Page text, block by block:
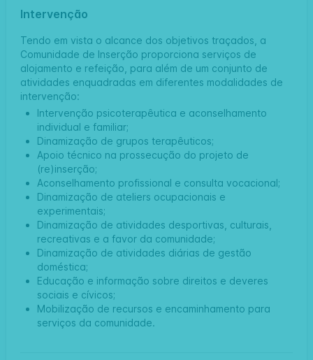
Intervenção
Tendo em vista o alcance dos objetivos traçados, a
Comunidade de Inserção proporciona serviços de
alojamento e refeição, para além de um conjunto de
atividades enquadradas em diferentes modalidades de
intervenção:
Intervenção psicoterapêutica e aconselhamento
individual e familiar;
Dinamização de grupos terapêuticos;
Apoio técnico na prossecução do projeto de
(re)inserção;
Aconselhamento profissional e consulta vocacional;
Dinamização de ateliers ocupacionais e
experimentais;
Dinamização de atividades desportivas, culturais,
recreativas e a favor da comunidade;
Dinamização de atividades diárias de gestão
doméstica;
Educação e informação sobre direitos e deveres
sociais e cívicos;
Mobilização de recursos e encaminhamento para
serviços da comunidade.